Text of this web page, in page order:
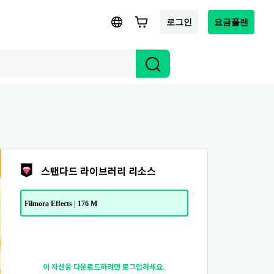
로그인 요금플랜
스탠다드 라이브러리 리소스
Filmora Effects | 176 M
이 자산을 다운로드하려면 로그인하세요.